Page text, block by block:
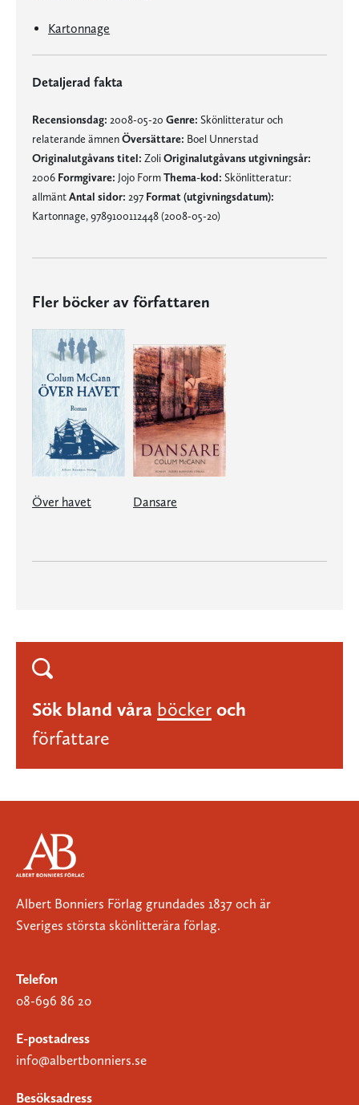
Kartonnage
Detaljerad fakta
Recensionsdag: 2008-05-20 Genre: Skönlitteratur och
relaterande ämnenÖversättare: Boel Unnerstad
Originalutgåvans titel: ZoliOriginalutgåvans utgivningsår:
2006 Formgivare: Jojo FormThema-kod: Skönlitteratur:
allmäntAntal sidor: 297 Format (utgivningsdatum):
Kartonnage, 9789100112448 (2008-05-20)
Fler böcker av författaren
Över havet Dansare
Sök bland våra böcker och
författare
Albert Bonniers Förlag grundades 1837 och är
Sveriges största skönlitterära förlag.
Telefon
08-696 86 20
E-postadress
info@albertbonniers.se
Besöksadress